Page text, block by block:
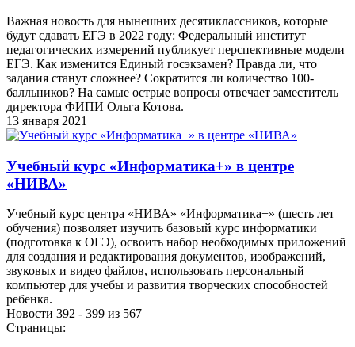
Важная новость для нынешних десятиклассников, которые
будут сдавать ЕГЭ в 2022 году: Федеральный институт
педагогических измерений публикует перспективные модели
ЕГЭ. Как изменится Единый госэкзамен? Правда ли, что
задания станут сложнее? Сократится ли количество 100-
балльников? На самые острые вопросы отвечает заместитель
директора ФИПИ Ольга Котова.
13 января 2021
Учебный курс «Информатика+» в центре
«НИВА»
Учебный курс центра «НИВА» «Информатика+» (шесть лет
обучения) позволяет изучить базовый курс информатики
(подготовка к ОГЭ), освоить набор необходимых приложений
для создания и редактирования документов, изображений,
звуковых и видео файлов, использовать персональный
компьютер для учебы и развития творческих способностей
ребенка.
Новости 392 - 399 из 567
Страницы: